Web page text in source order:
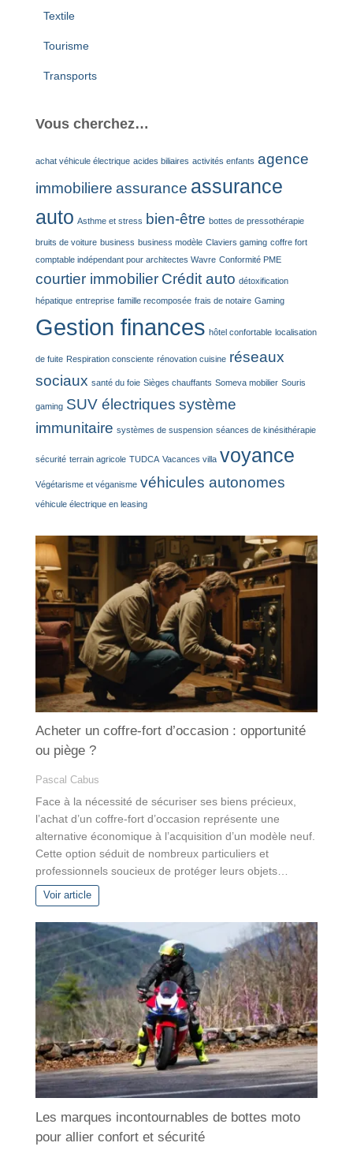
Textile
Tourisme
Transports
Vous cherchez…
achat véhicule électrique acides biliaires activités enfants agence
immobiliere assurance assurance
auto Asthme et stress bien-être bottes de pressothérapie
bruits de voiture business business modèle Claviers gaming coffre fort
comptable indépendant pour architectes Wavre Conformité PME
courtier immobilier Crédit auto détoxification
hépatique entreprise famille recomposée frais de notaire Gaming
Gestion finances hôtel confortable localisation
de fuite Respiration consciente rénovation cuisine réseaux
sociaux santé du foie Sièges chauffants Someva mobilier Souris
gaming SUV électriques système
immunitaire systèmes de suspension séances de kinésithérapie
sécurité terrain agricole TUDCA Vacances villa voyance
Végétarisme et véganisme véhicules autonomes
véhicule électrique en leasing
Acheter un coffre-fort d’occasion : opportunité
ou piège ?
Pascal Cabus
Face à la nécessité de sécuriser ses biens précieux,
l’achat d’un coffre-fort d’occasion représente une
alternative économique à l’acquisition d’un modèle neuf.
Cette option séduit de nombreux particuliers et
professionnels soucieux de protéger leurs objets…
Voir article
Les marques incontournables de bottes moto
pour allier confort et sécurité